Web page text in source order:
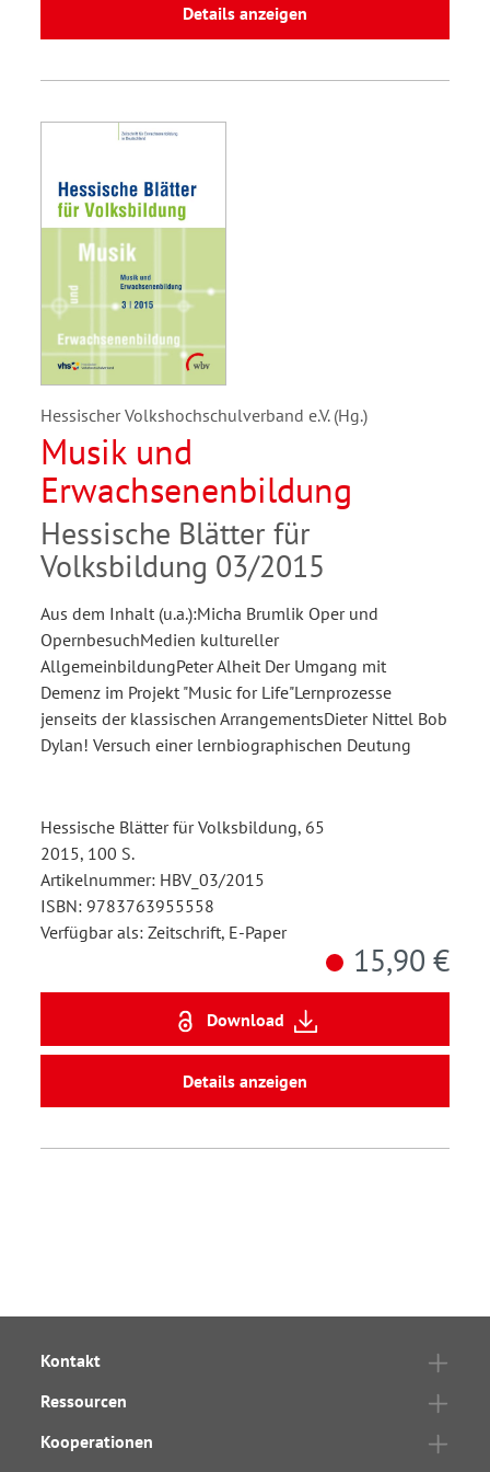
Details anzeigen
Hessischer Volkshochschulverband e.V. (Hg.)
Musik und
Erwachsenenbildung
Hessische Blätter für
Volksbildung 03/2015
Aus dem Inhalt (u.a.):Micha Brumlik Oper und
OpernbesuchMedien kultureller
AllgemeinbildungPeter Alheit Der Umgang mit
Demenz im Projekt "Music for Life"Lernprozesse
jenseits der klassischen ArrangementsDieter Nittel Bob
Dylan! Versuch einer lernbiographischen Deutung
Hessische Blätter für Volksbildung, 65
2015, 100 S.
Artikelnummer: HBV_03/2015
ISBN: 9783763955558
Verfügbar als: Zeitschrift, E-Paper
15,90 €
Download
Details anzeigen
Kontakt
Ressourcen
Kooperationen